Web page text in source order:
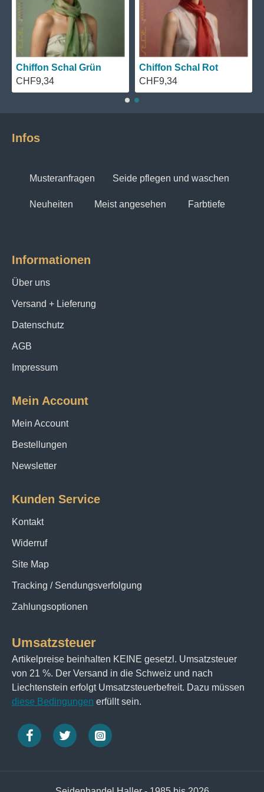
Chiffon Schal Grün
CHF9,34
Chiffon Schal Rot
CHF9,34
Infos
Musteranfragen Seide pflegen und waschen
Neuheiten Meist angesehen Farbtiefe
Informationen
Über uns
Versand + Lieferung
Datenschutz
AGB
Impressum
Mein Account
Mein Account
Bestellungen
Newsletter
Kunden Service
Kontakt
Widerruf
Site Map
Tracking / Sendungsverfolgung
Zahlungsoptionen
Umsatzsteuer
Artikelpreise beinhalten KEINE gesetzl. Umsatzsteuer
von 21 %. Der Versand in die Schweiz und nach
Liechtenstein erfolgt Umsatzsteuerbefreit. Dazu müssen
diese Bedingungen erfüllt sein.